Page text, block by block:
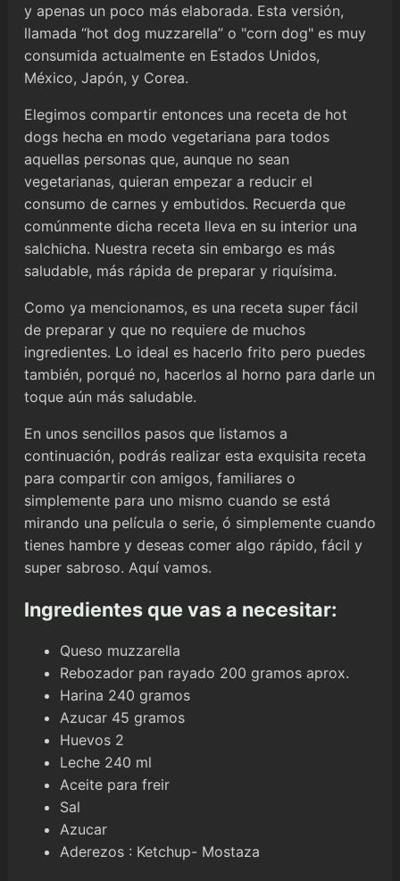
y apenas un poco más elaborada. Esta versión,
llamada “hot dog muzzarella” o "corn dog" es muy
consumida actualmente en Estados Unidos,
México, Japón, y Corea.
Elegimos compartir entonces una receta de hot
dogs hecha en modo vegetariana para todos
aquellas personas que, aunque no sean
vegetarianas, quieran empezar a reducir el
consumo de carnes y embutidos. Recuerda que
comúnmente dicha receta lleva en su interior una
salchicha. Nuestra receta sin embargo es más
saludable, más rápida de preparar y riquísima.
Como ya mencionamos, es una receta super fácil
de preparar y que no requiere de muchos
ingredientes. Lo ideal es hacerlo frito pero puedes
también, porqué no, hacerlos al horno para darle un
toque aún más saludable.
En unos sencillos pasos que listamos a
continuación, podrás realizar esta exquisita receta
para compartir con amigos, familiares o
simplemente para uno mismo cuando se está
mirando una película o serie, ó simplemente cuando
tienes hambre y deseas comer algo rápido, fácil y
super sabroso. Aquí vamos.
Ingredientes que vas a necesitar:
Queso muzzarella
Rebozador pan rayado 200 gramos aprox.
Harina 240 gramos
Azucar 45 gramos
Huevos 2
Leche 240 ml
Aceite para freir
Sal
Azucar
Aderezos : Ketchup- Mostaza